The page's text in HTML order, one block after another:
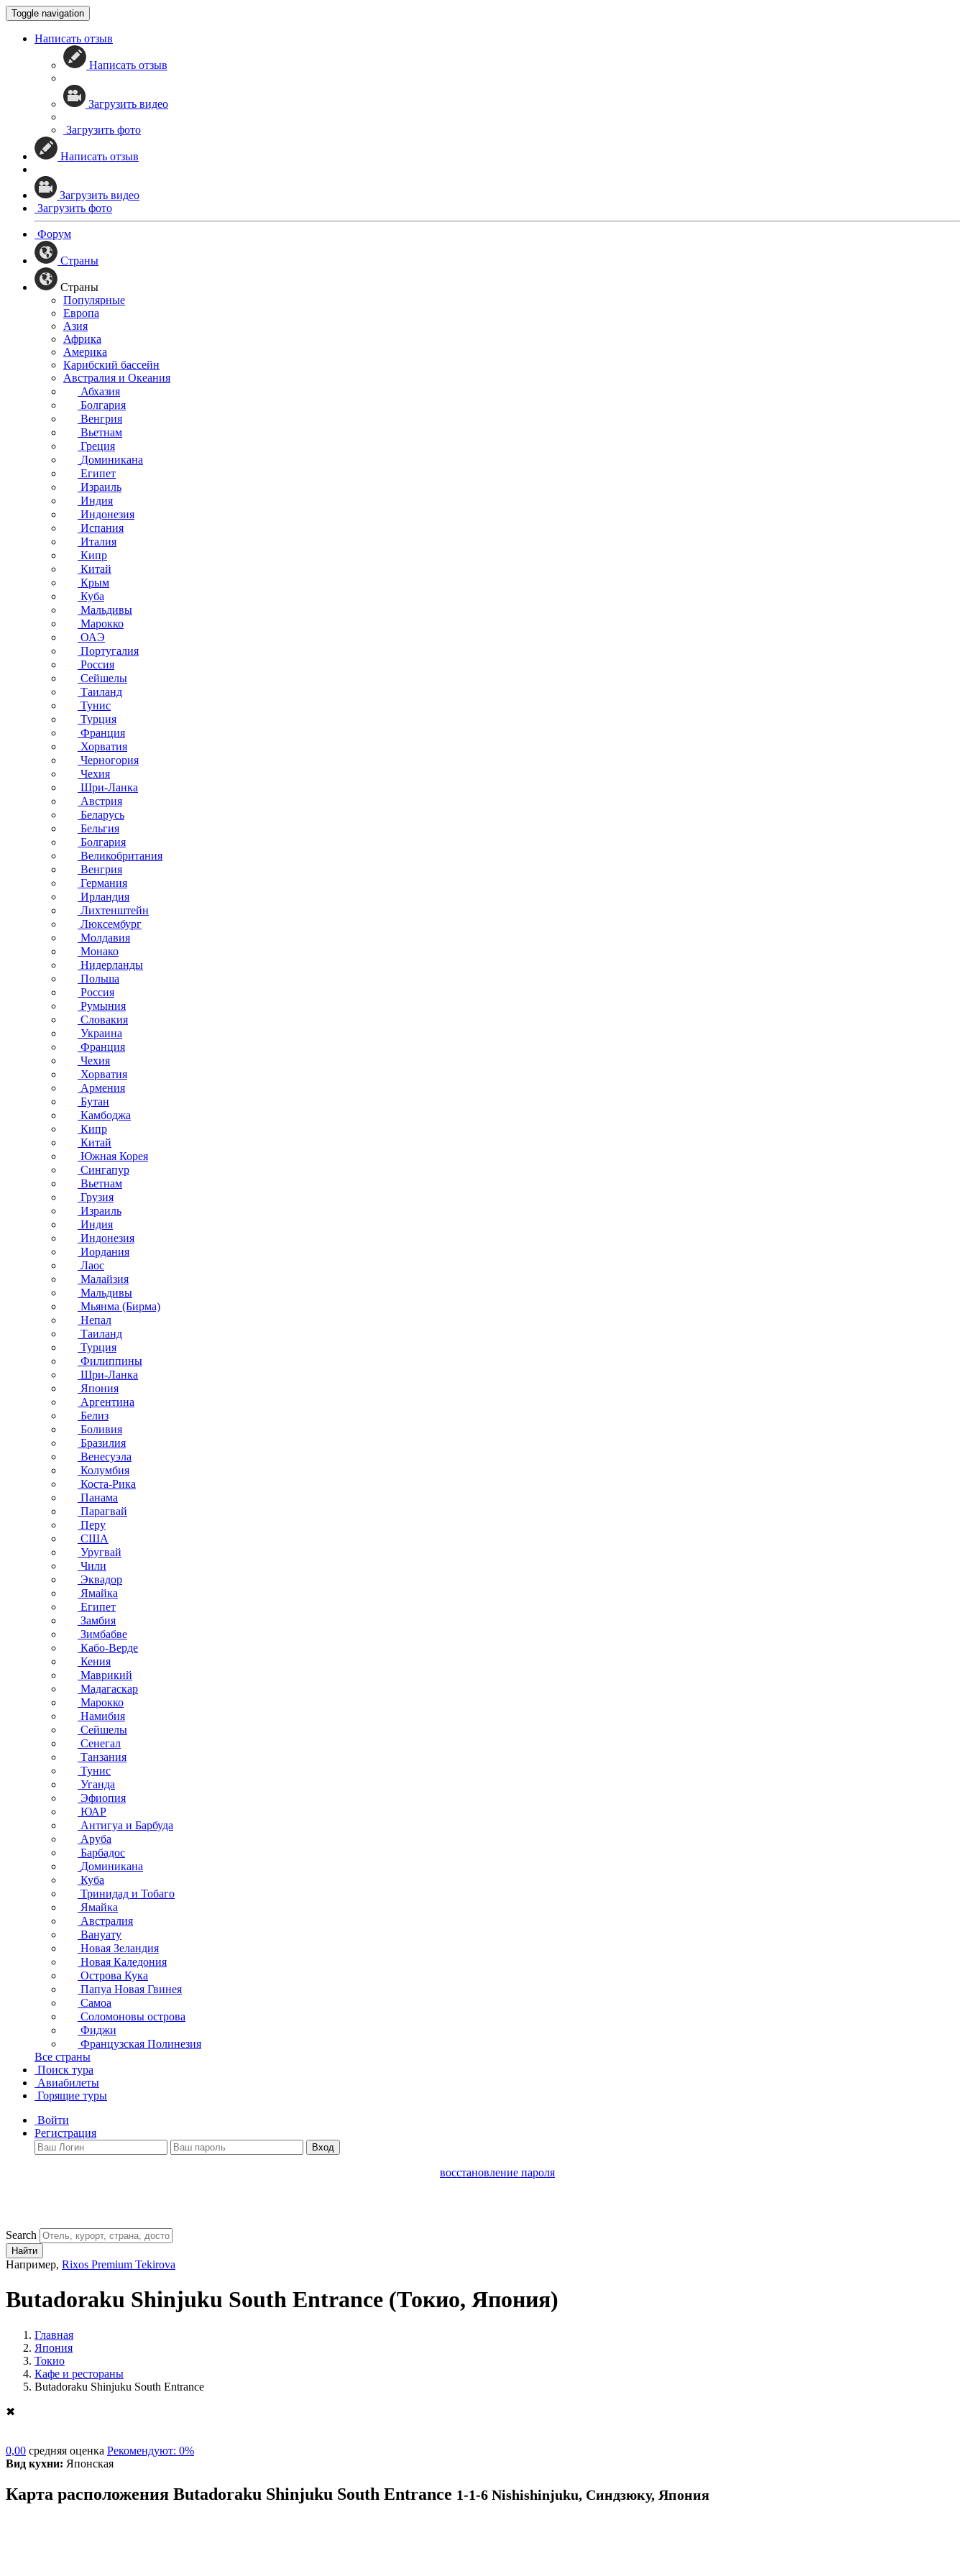
Toggle navigation
Написать отзыв
Написать отзыв
Загрузить видео
Загрузить фото
Написать отзыв
Загрузить видео
Загрузить фото
Форум
Страны
Страны
Популярные
Европа
Азия
Африка
Америка
Карибский бассейн
Австралия и Океания
Абхазия
Болгария
Венгрия
Вьетнам
Греция
Доминикана
Египет
Израиль
Индия
Индонезия
Испания
Италия
Кипр
Китай
Крым
Куба
Мальдивы
Марокко
ОАЭ
Португалия
Россия
Сейшелы
Таиланд
Тунис
Турция
Франция
Хорватия
Черногория
Чехия
Шри-Ланка
Австрия
Беларусь
Бельгия
Болгария
Великобритания
Венгрия
Германия
Ирландия
Лихтенштейн
Люксембург
Молдавия
Монако
Нидерланды
Польша
Россия
Румыния
Словакия
Украина
Франция
Чехия
Хорватия
Армения
Бутан
Камбоджа
Кипр
Китай
Южная Корея
Сингапур
Вьетнам
Грузия
Израиль
Индия
Индонезия
Иордания
Лаос
Малайзия
Мальдивы
Мьянма (Бирма)
Непал
Таиланд
Турция
Филиппины
Шри-Ланка
Япония
Аргентина
Белиз
Боливия
Бразилия
Венесуэла
Колумбия
Коста-Рика
Панама
Парагвай
Перу
США
Уругвай
Чили
Эквадор
Ямайка
Египет
Замбия
Зимбабве
Кабо-Верде
Кения
Маврикий
Мадагаскар
Марокко
Намибия
Сейшелы
Сенегал
Танзания
Тунис
Уганда
Эфиопия
ЮАР
Антигуа и Барбуда
Аруба
Барбадос
Доминикана
Куба
Тринидад и Тобаго
Ямайка
Австралия
Вануату
Новая Зеландия
Новая Каледония
Острова Кука
Папуа Новая Гвинея
Самоа
Соломоновы острова
Фиджи
Французская Полинезия
Все страны
Поиск тура
Авиабилеты
Горящие туры
Войти
Регистрация
Вход
восстановление пароля
Search
Найти
Например, Rixos Premium Tekirova
Butadoraku Shinjuku South Entrance (Токио, Япония)
Главная
Япония
Токио
Кафе и рестораны
Butadoraku Shinjuku South Entrance
✖
0,00 средняя оценка Рекомендуют: 0%
Вид кухни: Японская
Карта расположения Butadoraku Shinjuku South Entrance 1-1-6 Nishishinjuku, Синдзюку, Япония